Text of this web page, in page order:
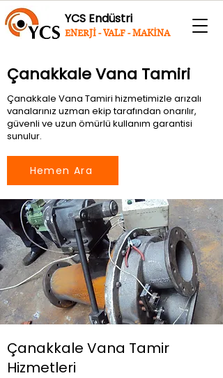
YCS Endüstri
ENERJİ - VALF - MAKİNA
Çanakkale Vana Tamiri
Çanakkale Vana Tamiri hizmetimizle arızalı
vanalarınız uzman ekip tarafından onarılır,
güvenli ve uzun ömürlü kullanım garantisi
sunulur.
Hemen Ara
Çanakkale Vana Tamir
Hizmetleri